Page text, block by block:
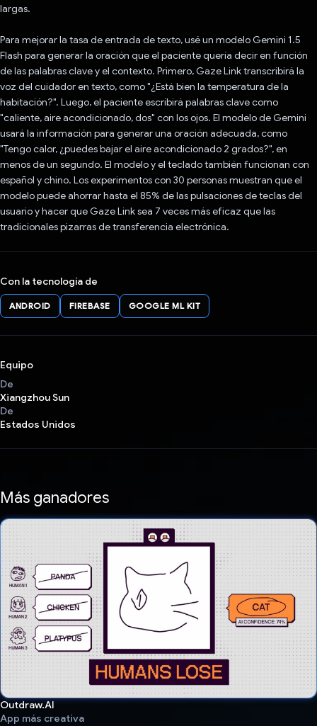
largas.
Para mejorar la tasa de entrada de texto, usé un modelo Gemini 1.5
Flash para generar la oración que el paciente quería decir en función
de las palabras clave y el contexto. Primero, Gaze Link transcribirá la
voz del cuidador en texto, como "¿Está bien la temperatura de la
habitación?". Luego, el paciente escribirá palabras clave como
"caliente, aire acondicionado, dos" con los ojos. El modelo de Gemini
usará la información para generar una oración adecuada, como
"Tengo calor, ¿puedes bajar el aire acondicionado 2 grados?", en
menos de un segundo. El modelo y el teclado también funcionan con
español y chino. Los experimentos con 30 personas muestran que el
modelo puede ahorrar hasta el 85% de las pulsaciones de teclas del
usuario y hacer que Gaze Link sea 7 veces más eficaz que las
tradicionales pizarras de transferencia electrónica.
Con la tecnología de
ANDROID FIREBASE GOOGLE ML KIT
Equipo
De
Xiangzhou Sun
De
Estados Unidos
Más ganadores
Outdraw.AI
App más creativa